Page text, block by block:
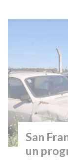
San
un